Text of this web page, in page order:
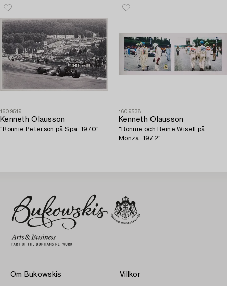
1609519
Kenneth Olausson
"Ronnie Peterson på Spa, 1970".
1609538
Kenneth Olausson
"Ronnie och Reine Wisell på
Monza, 1972".
Om Bukowskis Villkor